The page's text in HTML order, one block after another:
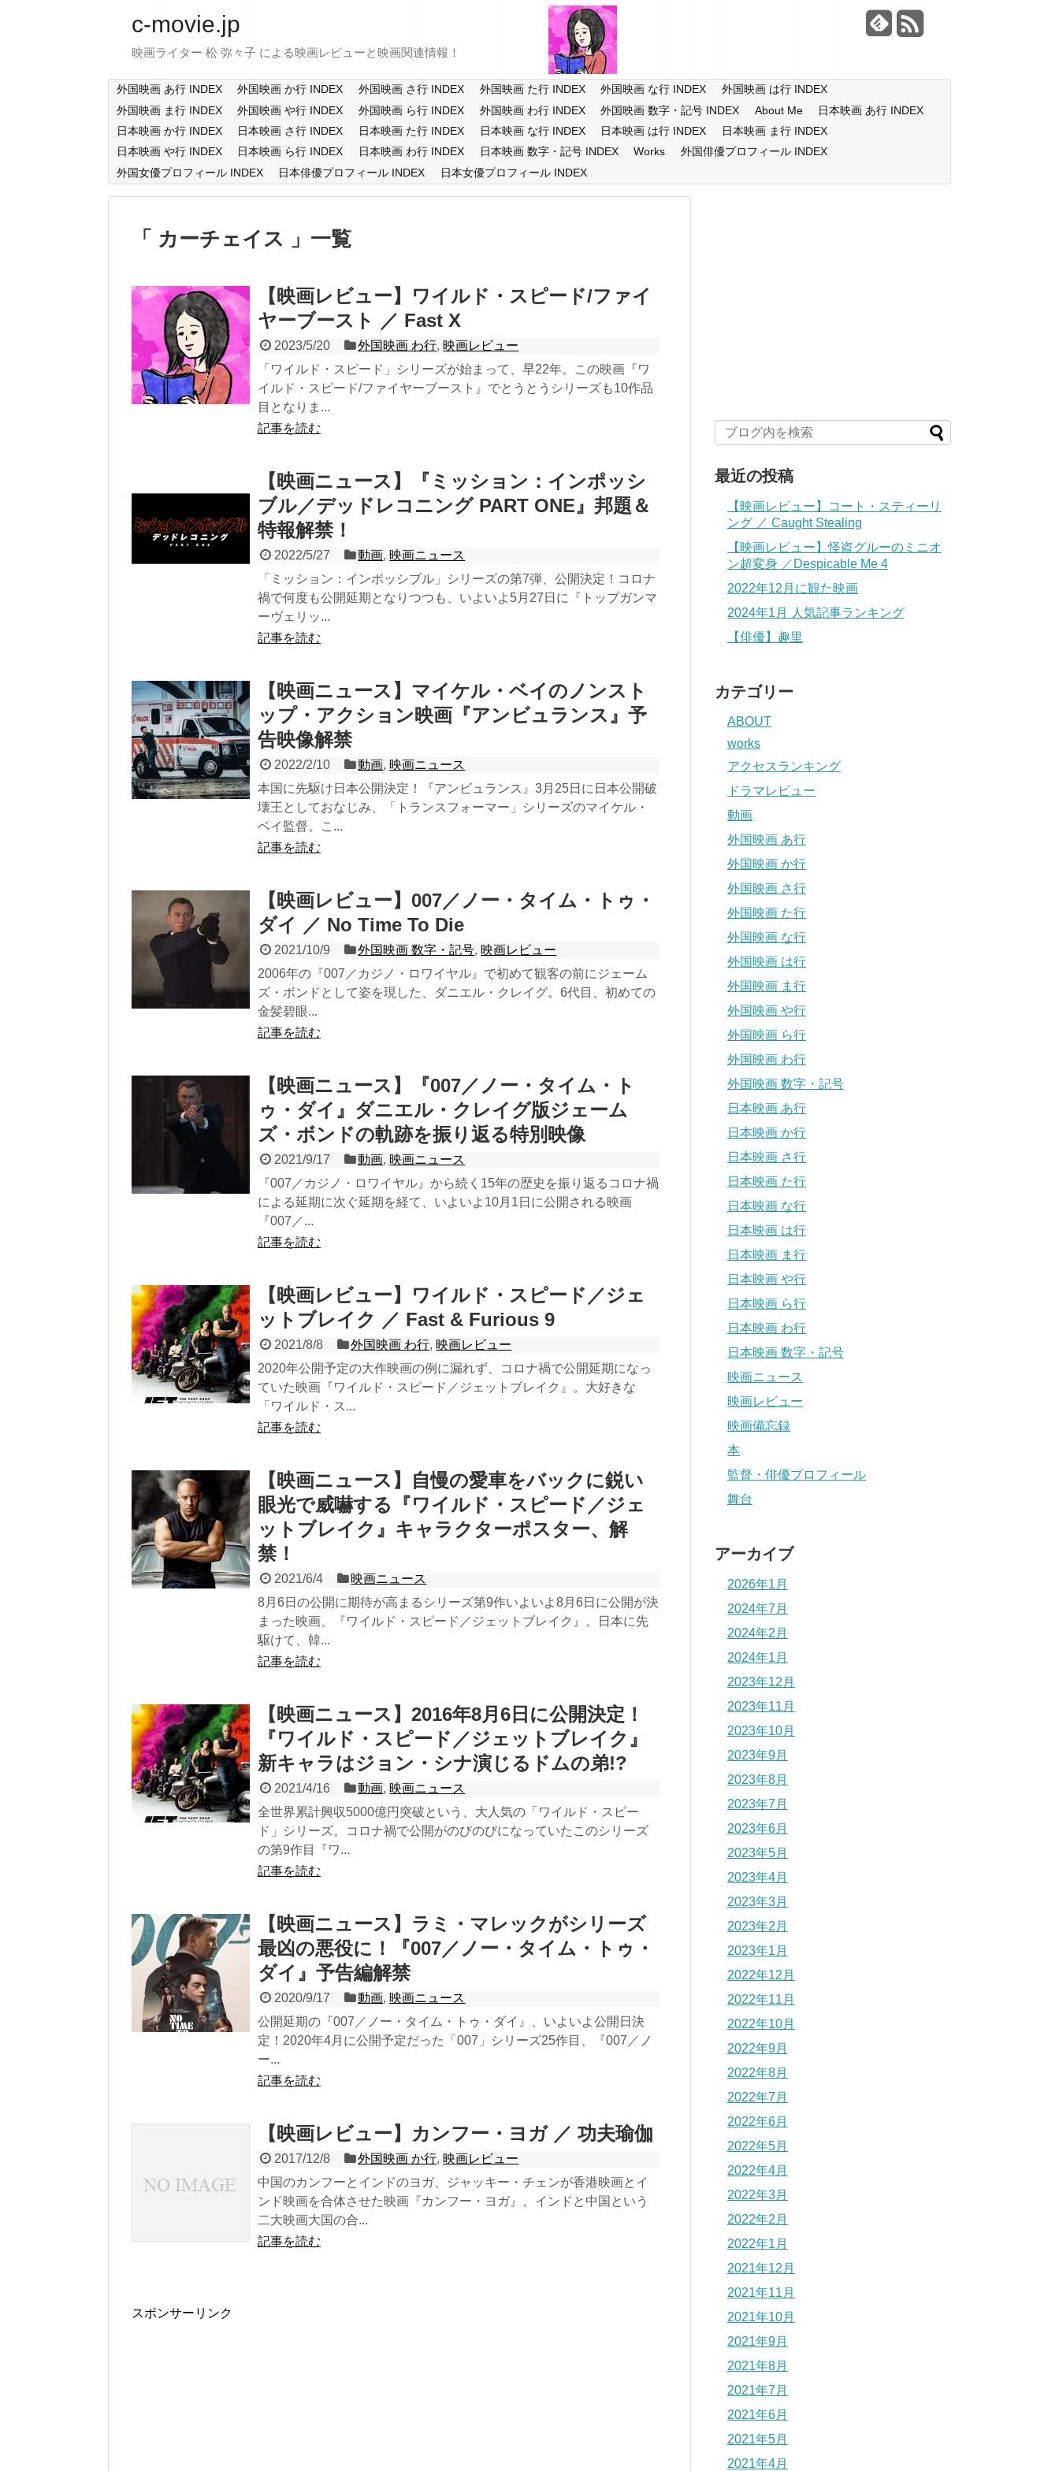
c-movie.jp
映画ライター 松 弥々子 による映画レビューと映画関連情報！
外国映画 あ行 INDEX 外国映画 か行 INDEX 外国映画 さ行 INDEX 外国映画 た行 INDEX 外国映画 な行 INDEX
外国映画 は行 INDEX
外国映画 ま行 INDEX
外国映画 や行 INDEX 外国映画 ら行 INDEX 外国映画 わ行 INDEX 外国映画 数字・記号 INDEX About Me
日本映画 あ行 INDEX
日本映画 か行 INDEX
日本映画 さ行 INDEX 日本映画 た行 INDEX 日本映画 な行 INDEX 日本映画 は行 INDEX
日本映画 ま行 INDEX
日本映画 や行 INDEX
日本映画 ら行 INDEX 日本映画 わ行 INDEX 日本映画 数字・記号 INDEX Works
外国俳優プロフィール INDEX
外国女優プロフィール INDEX
日本俳優プロフィール INDEX 日本女優プロフィール INDEX
カーチェイス 一覧
【映画レビュー】ワイルド・スピード/ファイ
ヤーブースト ／ Fast X
2023/5/20 外国映画 わ行, 映画レビュー
「ワイルド・スピード」シリーズが始まって、早22年。この映画『ワ
イルド・スピード/ファイヤーブースト』でとうとうシリーズも10作品
目となりま...
記事を読む
【映画ニュース】『ミッション：インポッシ
ブル／デッドレコニング PART ONE』邦題＆
特報解禁！
2022/5/27 動画, 映画ニュース
「ミッション：インポッシブル」シリーズの第7弾、公開決定！コロナ
禍で何度も公開延期となりつつも、いよいよ5月27日に『トップガンマ
ーヴェリッ...
記事を読む
【映画ニュース】マイケル・ベイのノンスト
ップ・アクション映画『アンビュランス』予
告映像解禁
2022/2/10 動画, 映画ニュース
本国に先駆け日本公開決定！『アンビュランス』3月25日に日本公開破
壊王としておなじみ、「トランスフォーマー」シリーズのマイケル・
ベイ監督。こ...
記事を読む
【映画レビュー】007／ノー・タイム・トゥ・
ダイ ／ No Time To Die
2021/10/9 外国映画 数字・記号, 映画レビュー
2006年の『007／カジノ・ロワイヤル』で初めて観客の前にジェーム
ズ・ボンドとして姿を現した、ダニエル・クレイグ。6代目、初めての
金髪碧眼...
記事を読む
【映画ニュース】『007／ノー・タイム・ト
ゥ・ダイ』ダニエル・クレイグ版ジェーム
ズ・ボンドの軌跡を振り返る特別映像
2021/9/17 動画, 映画ニュース
『007／カジノ・ロワイヤル』から続く15年の歴史を振り返るコロナ禍
による延期に次ぐ延期を経て、いよいよ10月1日に公開される映画
『007／...
記事を読む
【映画レビュー】ワイルド・スピード／ジェ
ットブレイク ／ Fast & Furious 9
2021/8/8 外国映画 わ行, 映画レビュー
2020年公開予定の大作映画の例に漏れず、コロナ禍で公開延期になっ
ていた映画『ワイルド・スピード／ジェットブレイク』。大好きな
「ワイルド・ス...
記事を読む
【映画ニュース】自慢の愛車をバックに鋭い
眼光で威嚇する『ワイルド・スピード／ジェ
ットブレイク』キャラクターポスター、解
禁！
2021/6/4
映画ニュース
8月6日の公開に期待が高まるシリーズ第9作いよいよ8月6日に公開が決
まった映画、『ワイルド・スピード／ジェットブレイク』。日本に先
駆けて、韓...
記事を読む
【映画ニュース】2016年8月6日に公開決定！
『ワイルド・スピード／ジェットブレイク』
新キャラはジョン・シナ演じるドムの弟!?
2021/4/16 動画, 映画ニュース
全世界累計興収5000億円突破という、大人気の「ワイルド・スピー
ド」シリーズ。コロナ禍で公開がのびのびになっていたこのシリーズ
の第9作目『ワ...
記事を読む
【映画ニュース】ラミ・マレックがシリーズ
最凶の悪役に！『007／ノー・タイム・トゥ・
ダイ』予告編解禁
2020/9/17 動画, 映画ニュース
公開延期の『007／ノー・タイム・トゥ・ダイ』、いよいよ公開日決
定！2020年4月に公開予定だった「007」シリーズ25作目、『007／ノ
ー...
記事を読む
【映画レビュー】カンフー・ヨガ ／ 功夫瑜伽
2017/12/8 外国映画 か行, 映画レビュー
中国のカンフーとインドのヨガ、ジャッキー・チェンが香港映画とイ
ンド映画を合体させた映画『カンフー・ヨガ』。インドと中国という
二大映画大国の合...
記事を読む
スポンサーリンク
最近の投稿
【映画レビュー】コート・スティーリ
ング ／ Caught Stealing
【映画レビュー】怪盗グルーのミニオ
ン超変身 ／Despicable Me 4
2022年12月に観た映画
2024年1月 人気記事ランキング
【俳優】趣里
カテゴリー
ABOUT
works
アクセスランキング
ドラマレビュー
動画
外国映画 あ行
外国映画 か行
外国映画 さ行
外国映画 た行
外国映画 な行
外国映画 は行
外国映画 ま行
外国映画 や行
外国映画 ら行
外国映画 わ行
外国映画 数字・記号
日本映画 あ行
日本映画 か行
日本映画 さ行
日本映画 た行
日本映画 な行
日本映画 は行
日本映画 ま行
日本映画 や行
日本映画 ら行
日本映画 わ行
日本映画 数字・記号
映画ニュース
映画レビュー
映画備忘録
本
監督・俳優プロフィール
舞台
アーカイブ
2026年1月
2024年7月
2024年2月
2024年1月
2023年12月
2023年11月
2023年10月
2023年9月
2023年8月
2023年7月
2023年6月
2023年5月
2023年4月
2023年3月
2023年2月
2023年1月
2022年12月
2022年11月
2022年10月
2022年9月
2022年8月
2022年7月
2022年6月
2022年5月
2022年4月
2022年3月
2022年2月
2022年1月
2021年12月
2021年11月
2021年10月
2021年9月
2021年8月
2021年7月
2021年6月
2021年5月
2021年4月